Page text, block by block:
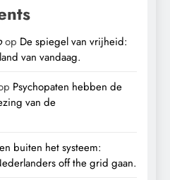
op De spiegel van vrijheid:
van vandaag.
Psychopaten hebben de
van de
buiten het systeem:
off the grid gaan.